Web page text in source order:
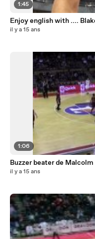
1:45
Enjoy english with ....
il y a 15 ans
1:06
Buzzer beater de
il y a 15 ans